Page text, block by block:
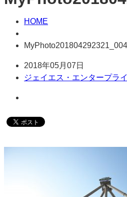
HOME
2018年05月07日
ジェイエス・エンタープラ